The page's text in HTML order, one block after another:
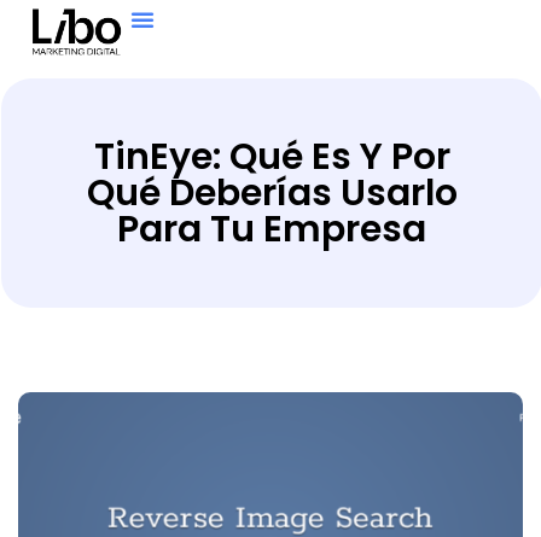
TinEye: Qué Es Y Por
Qué Deberías Usarlo
Para Tu Empresa